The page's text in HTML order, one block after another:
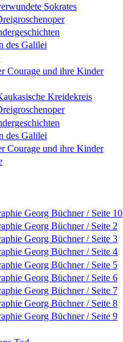
Sokrates
des Galilei
Courage und ihre Kinder
Kreidekreis
des Galilei
Courage und ihre Kinder
Georg Büchner / Seite 10
Georg Büchner / Seite 2
Georg Büchner / Seite 3
Georg Büchner / Seite 4
Georg Büchner / Seite 5
Georg Büchner / Seite 6
Georg Büchner / Seite 7
Georg Büchner / Seite 8
Georg Büchner / Seite 9